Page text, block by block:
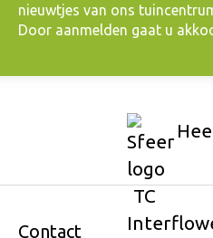
nieuwtjes van ons
Door aanmelden gaat u
Contact